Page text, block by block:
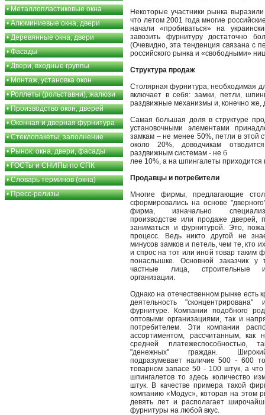
•Металлопластиковые окна
•Алюминиевые окна, двери
•Деревянные окна, двери
•Фасады
•Двери, входные группы
•Монтаж, установка окон
•Роллеты (рольставни), жалюзи
•Производство окон, дверей
•Оконная и дверная фурнитура
•Стеклопакеты, заполнение
•Рынок: окна, двери, фасады
•ГОСТы и СНИПы по СПК
•Словарь терминов (окна)
•Пресс-релизы
Некоторые участники рынка
что летом 2001 года многие
начали «пробиваться» на
завозить фурнитуру достаточно
(Очевидно, эта тенденция связана с
российского рынка и «свободными»
Структура продаж
Столярная фурнитура, необходимая
включает в себя: замки, петли,
раздвижные механизмы и, конечно же,
Самая большая доля в структуре
установочными элементами
замкам – не менее 50%, петли в этой
около 20%, доводчикам
раздвижным системам - не б
лее 10%, а на шпингалеты приходится
Продавцы и потребители
Многие фирмы, предлагающие
сформировались на основе
фирма, изначально
производстве или продаже дверей,
заниматься и фурнитурой. Это,
процесс. Ведь никто другой не
минусов замков и петель, чем те, кто
и спрос на тот или иной товар таким
понаслышке. Основной заказчик у
частные лица, строительные и
организации.
Однако на отечественном рынке есть
деятельность "сконцентрирована"
фурнитуре. Компании подобного
оптовыми организациями, так и
потребителем. Эти компании
ассортиментом, рассчитанным, как
средней
"денежных" граждан.
подразумевает наличие 500 - 600
товарном запасе 50 - 100 штук, а что
шпингалетов то здесь количество
штук. В качестве примера такой
компанию «Модус», которая на этом
девять лет и располагает
фурнитуры на любой вкус.